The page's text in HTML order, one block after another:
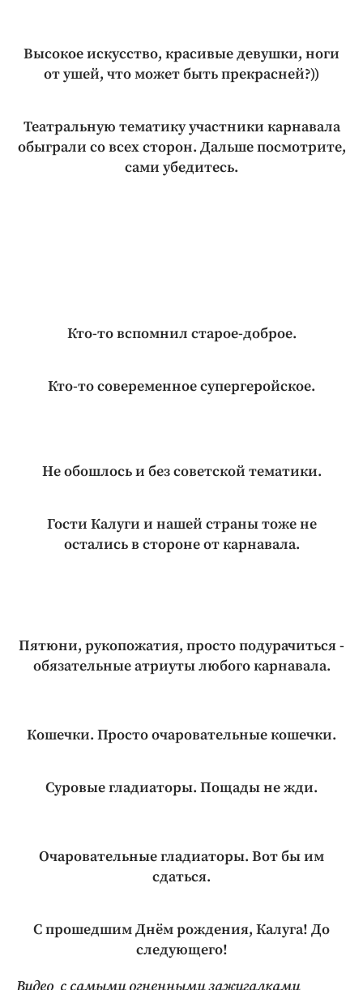
Высокое искусство, красивые девушки, ноги
от ушей, что может быть прекрасней?))
Театральную тематику участники карнавала
обыграли со всех сторон. Дальше посмотрите,
сами убедитесь.
Кто-то вспомнил старое-доброе.
Кто-то совеременное супергеройское.
Не обошлось и без советской тематики.
Гости Калуги и нашей страны тоже не
остались в стороне от карнавала.
Пятюни, рукопожатия, просто подурачиться -
обязательные атриуты любого карнавала.
Кошечки. Просто очаровательные кошечки.
Суровые гладиаторы. Пощады не жди.
Очаровательные гладиаторы. Вот бы им
сдаться.
С прошедшим Днём рождения, Калуга! До
следующего!
Видео с самыми огненными зажигалками